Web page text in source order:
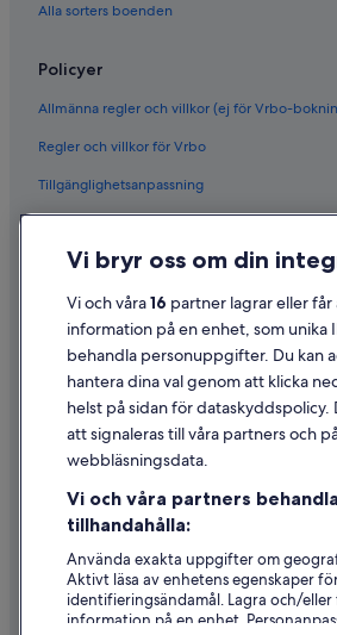
Alla sorters boenden
Policyer
Allmänna regler och villkor (ej för Vrbo-
Regler och villkor för Vrbo
Tillgänglighetsanpassning
Cookies
Användarvillkor
Juridisk information/Kontakta oss
Riktlinjer för innehåll och anmäla innehåll
Hjälp
Avboka eller ändra din bokning
Återbetalningsprocess och tidslinjer
Boka ett flyg med flygbolagskredit
Internationella resedokument
Vi bryr oss om din
Vi och våra16 partner lagrar eller
information på en enhet, som unika
behandla personuppgifter. Du kan
hantera dina val genom att klicka
helst på sidan för dataskyddspolicy.
att signaleras till våra partners och
webbläsningsdata.
Vi och våra partners
tillhandahålla:
Använda exakta uppgifter om
Aktivt läsa av enhetens egenskaper
identifieringsändamål. Lagra och/
information på en enhet.